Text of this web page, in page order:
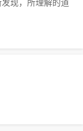
现，所理解的道